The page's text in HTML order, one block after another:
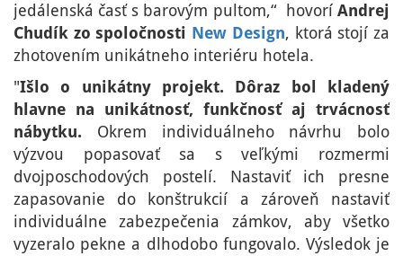
jedálenská časť s barovým pultom,“ hovorí Andrej
Chudík zo spoločnosti New Design, ktorá stojí za
zhotovením unikátneho interiéru hotela.
"Išlo o unikátny projekt. Dôraz bol kladený
hlavne na unikátnosť, funkčnosť aj trvácnosť
nábytku. Okrem individuálneho návrhu bolo
výzvou popasovať sa s veľkými rozmermi
dvojposchodových postelí. Nastaviť ich presne
zapasovanie do konštrukcií a zároveň nastaviť
individuálne zabezpečenia zámkov, aby všetko
vyzeralo pekne a dlhodobo fungovalo. Výsledok je